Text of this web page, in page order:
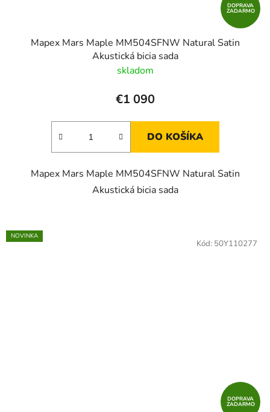
DOPRAVA
ZADARMO
Mapex Mars Maple MM504SFNW Natural Satin
Akustická bicia sada
skladom
€1 090
DO KOŠÍKA
Mapex Mars Maple MM504SFNW Natural Satin
Akustická bicia sada
NOVINKA
DOPRAVA
ZADARMO
Kód: 50Y110277